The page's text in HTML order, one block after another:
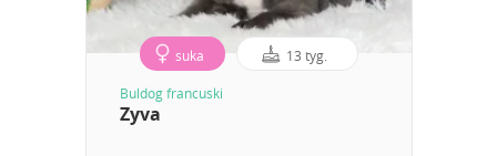
suka 13 tyg.
Buldog francuski
Zyva